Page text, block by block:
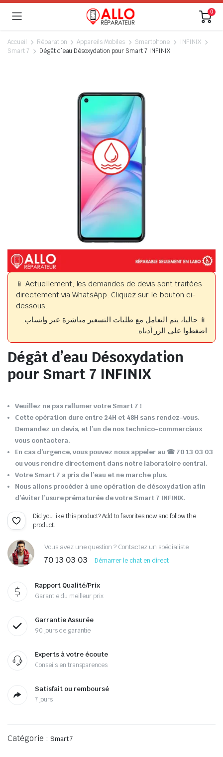
0
Accueil Réparation Appareils Mobiles Smartphone
INFINIX
Smart 7
Dégât d’eau Désoxydation pour Smart 7 INFINIX
📱 Actuellement, les demandes de devis sont traitées
directement via WhatsApp. Cliquez sur le bouton ci-
dessous.
📱 حاليا، يتم التعامل مع طلبات التسعير مباشرة عبر واتساب.
اضغطوا على الزر أدناه.
Dégât d’eau Désoxydation
pour Smart 7 INFINIX
Veuillez ne pas rallumer votre Smart 7 !
Cette opération dure entre 24H et 48H sans rendez-vous.
Demandez un devis, et l’un de nos technico-commerciaux
vous contactera.
En cas d’urgence, vous pouvez nous appeler au ☎ 70 13 03 03
ou vous rendre directement dans notre laboratoire central.
Votre Smart 7 a pris de l’eau et ne marche plus.
Nous allons procéder à une opération de désoxydation afin
d’éviter l’usure prématurée de votre Smart 7 INFINIX.
Did you like this product? Add to favorites now and follow the
product.
Vous avez une question ? Contactez un spécialiste
70 13 03 03 Démarrer le chat en direct
Rapport Qualité/Prix
Garantie du meilleur prix
Garrantie Assurée
90 jours de garantie
Experts à votre écoute
Conseils en transparences
Satisfait ou remboursé
7 jours
Catégorie : Smart 7